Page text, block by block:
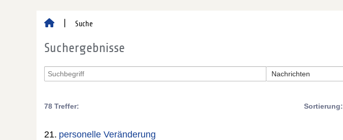
Suche
Suchergebnisse
78 Treffer: Sortierung:
21. personelle Veränderung